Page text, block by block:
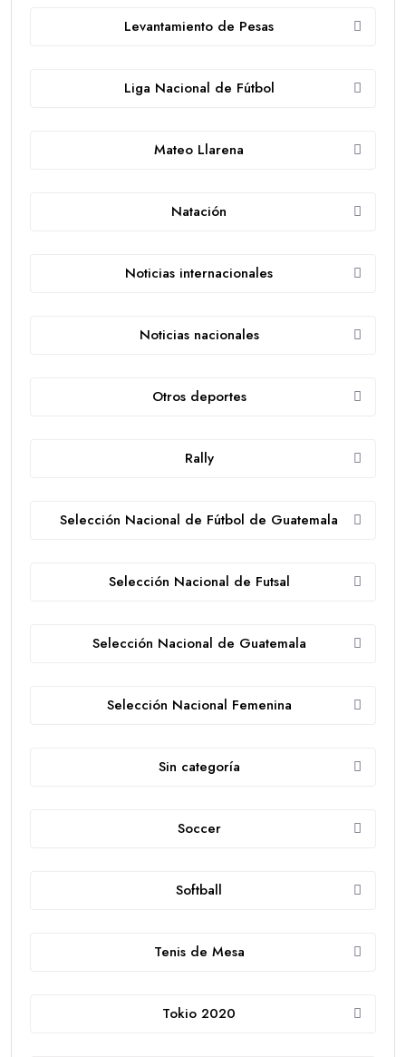
Levantamiento de Pesas
Liga Nacional de Fútbol
Mateo Llarena
Natación
Noticias internacionales
Noticias nacionales
Otros deportes
Rally
Selección Nacional de Fútbol de Guatemala
Selección Nacional de Futsal
Selección Nacional de Guatemala
Selección Nacional Femenina
Sin categoría
Soccer
Softball
Tenis de Mesa
Tokio 2020